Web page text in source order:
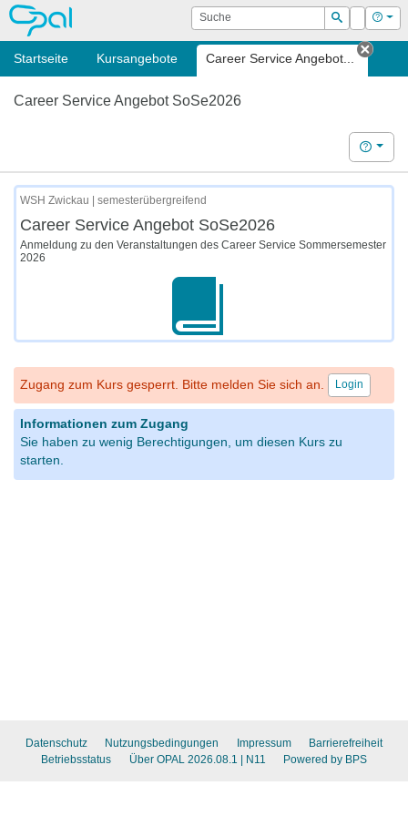
OPAL Suche
Suchen
Login Hilfe
Startseite Kursangebote Career Service Angebot...
Tab
Career Service Angebot SoSe2026
Hilfe
WSH Zwickau | semesterübergreifend
Career Service Angebot SoSe2026
Anmeldung zu den Veranstaltungen des Career Service Sommersemester
2026
Zugang zum Kurs gesperrt. Bitte melden Sie sich an. Login
Informationen zum Zugang
Sie haben zu wenig Berechtigungen, um diesen Kurs zu
starten.
Datenschutz Nutzungsbedingungen Impressum
Barrierefreiheit
Betriebsstatus
Über OPAL 2026.08.1 | N11 Powered by BPS